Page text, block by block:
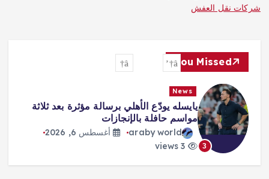
شركات نقل العفش
You Missed
News
«صفقة القرن» و«الملك المصري»…
هكذا احتفت الصحافة التركية بانتقال
محمد صلاح
araby world